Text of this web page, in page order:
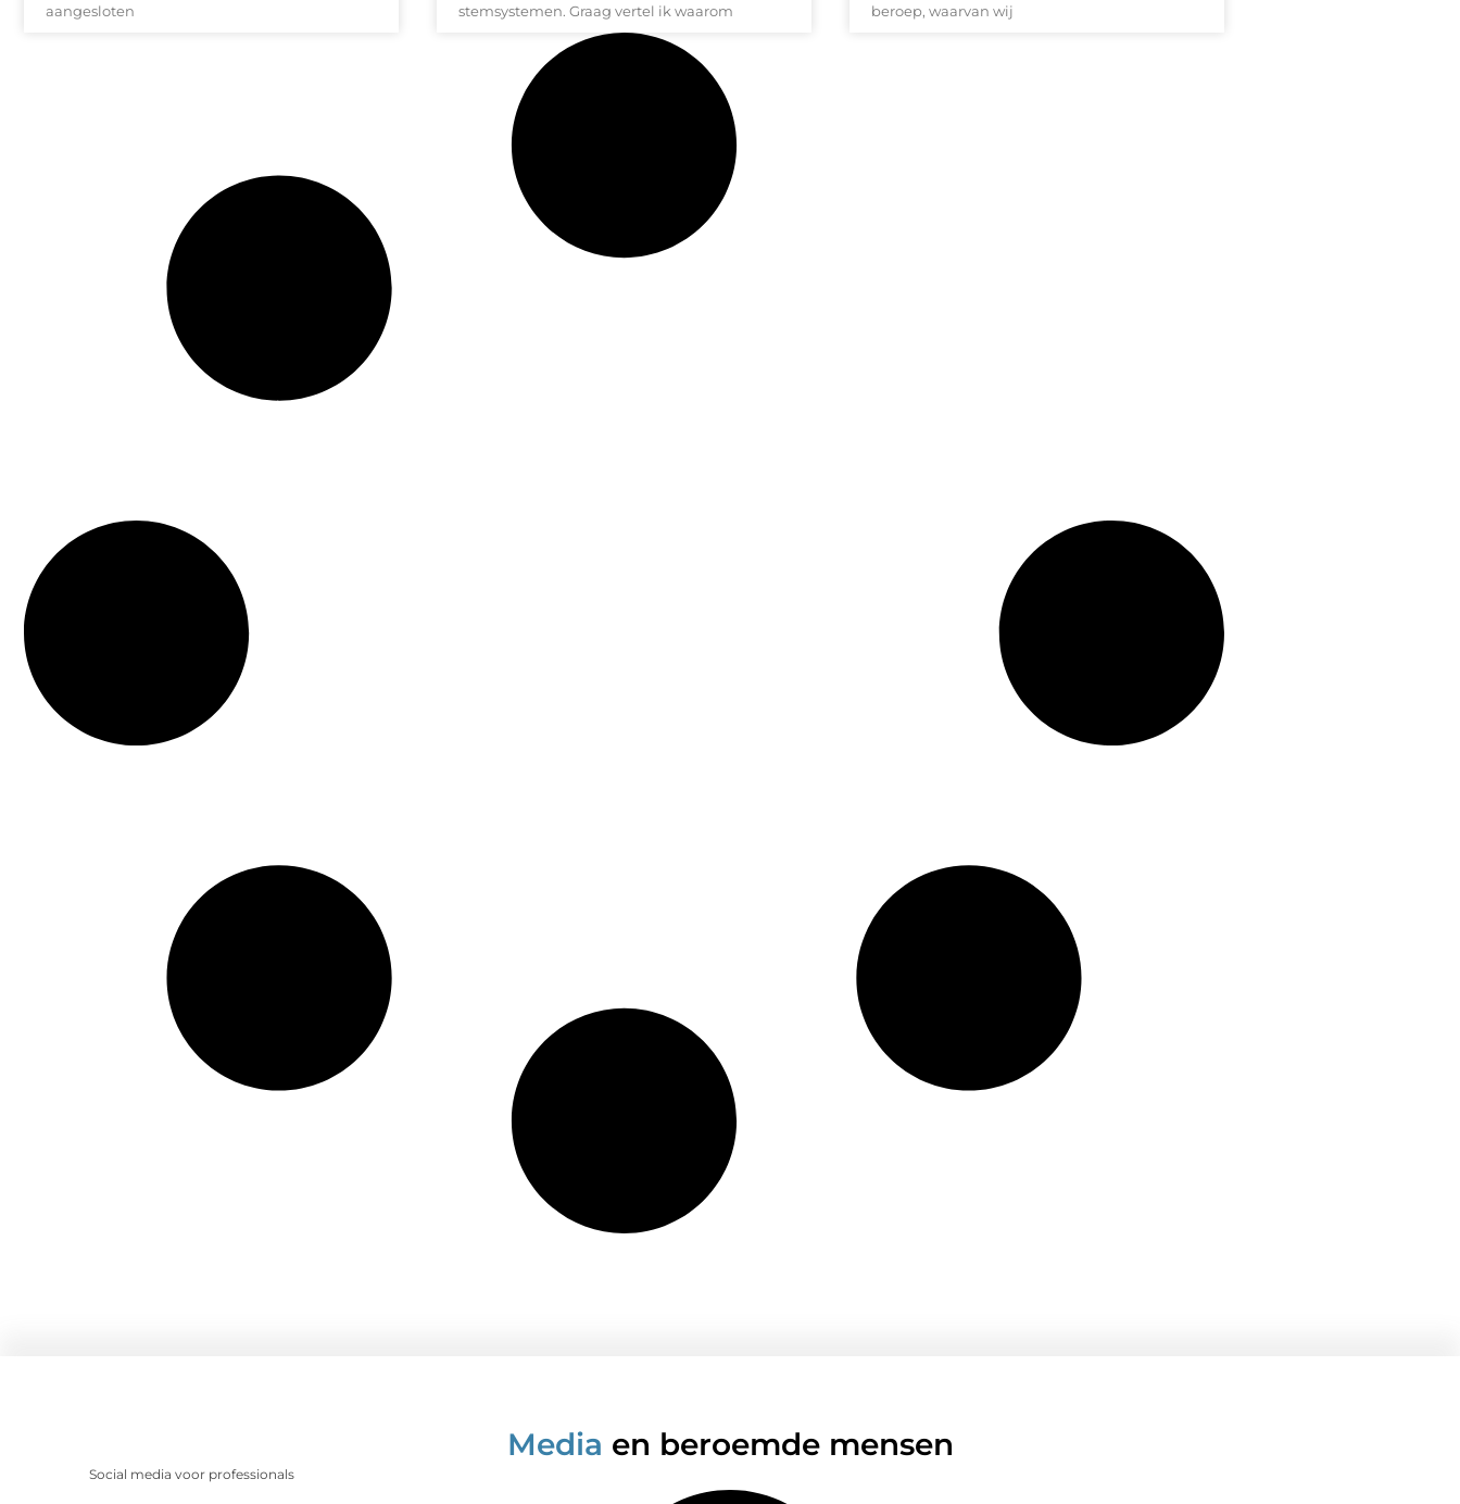
aangesloten
stemsystemen. Graag vertel ik waarom
beroep, waarvan wij
Media en beroemde mensen
Social media voor professionals